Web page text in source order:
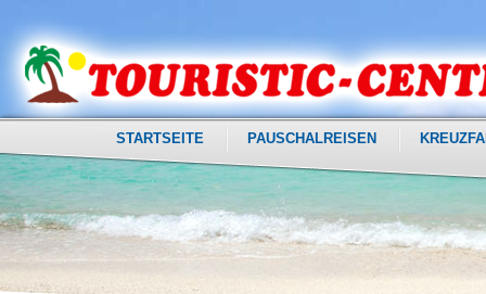
STARTSEITE PAUSCHALREISEN